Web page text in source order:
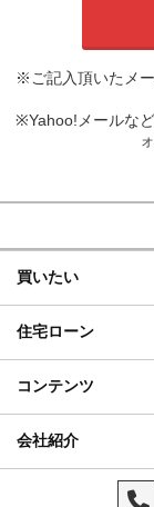
※ご記入頂いたメ
※Yahoo!メールな
買いたい
住宅ローン
コンテンツ
会社紹介